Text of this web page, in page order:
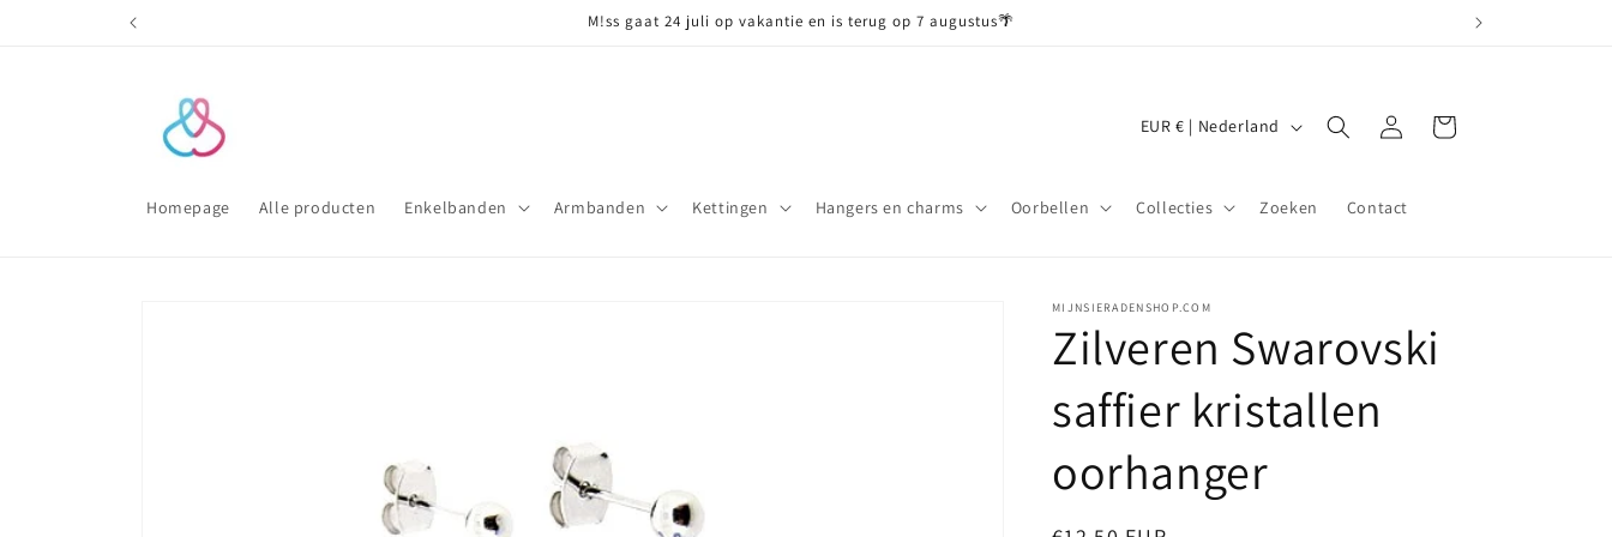
M!ss gaat 24 juli op vakantie en is terug op 7 augustus🌴
Homepage Alle producten Enkelbanden Armbanden Kettingen Hangers en charms Oorbellen Collecties Zoeken Contact
n
r
e
i
o
EUR € | Nederland InloggenWinkelwagen
MIJNSIERADENSHOP.COM
Zilveren Swarovski
saffier kristallen
oorhanger